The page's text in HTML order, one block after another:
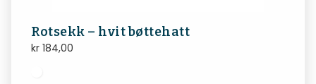
Rotsekk – hvit bøttehatt
kr 184,00